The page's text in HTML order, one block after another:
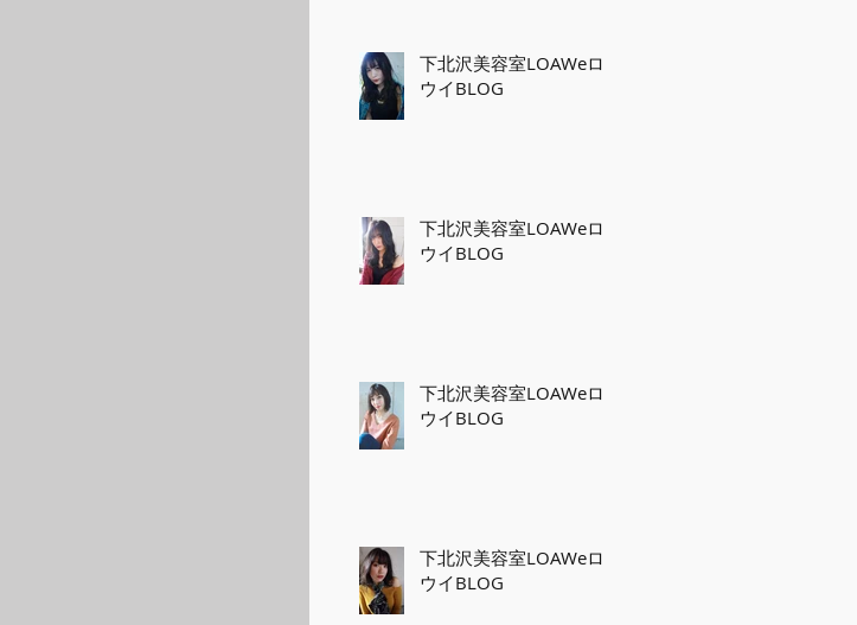
下北沢美容室LOAWeロ
ウイBLOG
下北沢美容室LOAWeロ
ウイBLOG
下北沢美容室LOAWeロ
ウイBLOG
下北沢美容室LOAWeロ
ウイBLOG